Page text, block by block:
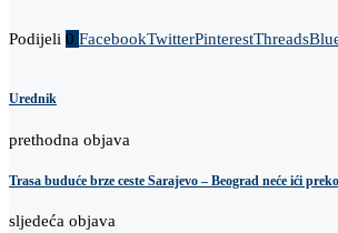
Podijeli 0 FacebookTwitterPinterestThreads
Urednik
prethodna objava
Trasa buduće brze ceste Sarajevo – Beograd neće ići
sljedeća objava